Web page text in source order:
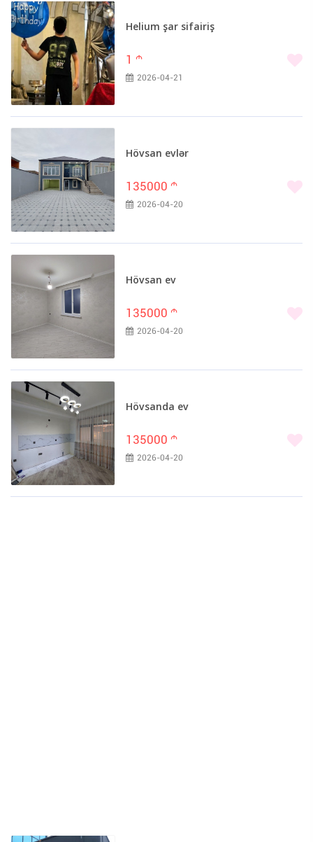
Helium şar sifairiş
1 m
2026-04-21
Hövsan evlər
135000 m
2026-04-20
Hövsan ev
135000 m
2026-04-20
Hövsanda ev
135000 m
2026-04-20